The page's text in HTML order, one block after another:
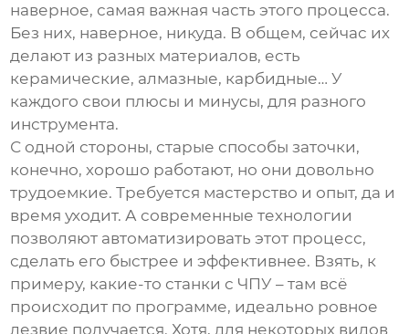
наверное, самая важная часть этого процесса.
Без них, наверное, никуда. В общем, сейчас их
делают из разных материалов, есть
керамические, алмазные, карбидные… У
каждого свои плюсы и минусы, для разного
инструмента.
С одной стороны, старые способы заточки,
конечно, хорошо работают, но они довольно
трудоемкие. Требуется мастерство и опыт, да и
время уходит. А современные технологии
позволяют автоматизировать этот процесс,
сделать его быстрее и эффективнее. Взять, к
примеру, какие-то станки с ЧПУ – там всё
происходит по программе, идеально ровное
лезвие получается. Хотя, для некоторых видов